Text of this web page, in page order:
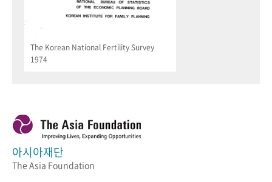
The Korean National Fertility Survey
1974
아시아재단
The Asia Foundation